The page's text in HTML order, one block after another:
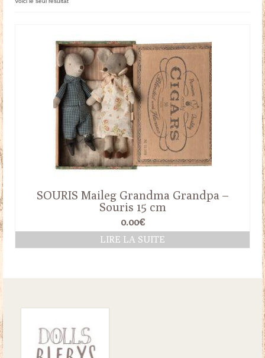
Mobilier & Accessoires
Contact
Panier
SOURIS Maileg Grandma Grandpa –
Souris 15 cm
0.00€
LIRE LA SUITE